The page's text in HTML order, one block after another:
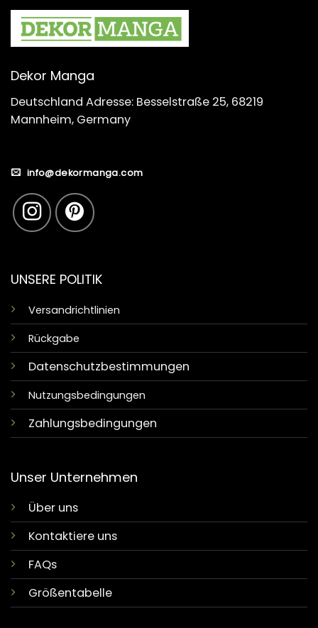
Dekor Manga
Deutschland Adresse: Besselstraße 25, 68219
Mannheim, Germany
info@dekormanga.com
UNSERE POLITIK
Versandrichtlinien
Rückgabe
Datenschutzbestimmungen
Nutzungsbedingungen
Zahlungsbedingungen
Unser Unternehmen
Über uns
Kontaktiere uns
FAQs
Größentabelle